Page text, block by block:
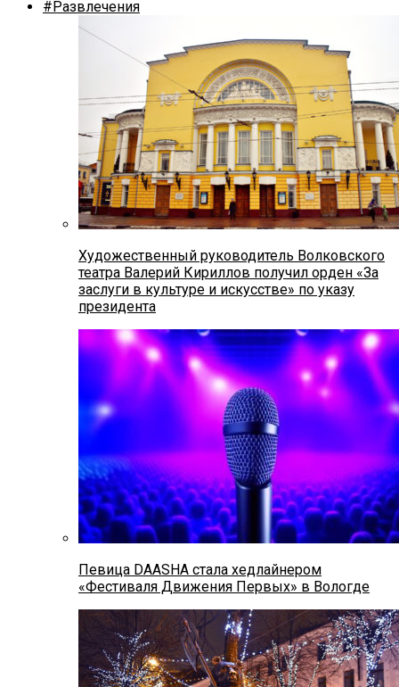
#Развлечения
Художественный руководитель Волковского
театра Валерий Кириллов получил орден «За
заслуги в культуре и искусстве» по указу
президента
Певица DAASHA стала хедлайнером
«Фестиваля Движения Первых» в Вологде